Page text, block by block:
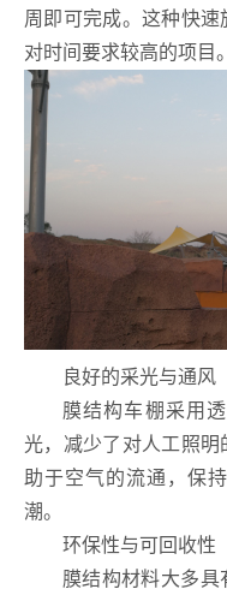
周即可完成。这种快
对时间要求较高的项目。
良好的采光与通风
膜结构车棚采用
光，减少了对人工照
助于空气的流通，保
潮。
环保性与可回收性
膜结构材料大多